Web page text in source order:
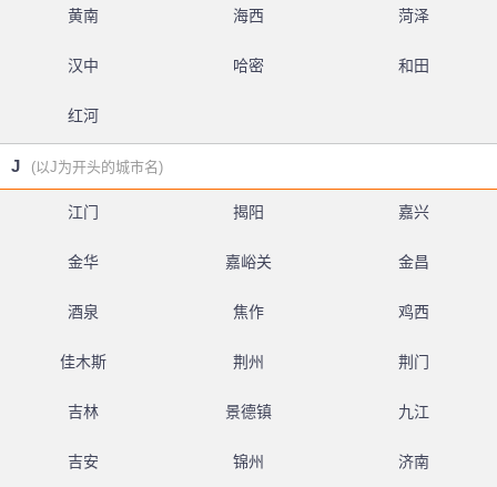
黄南 海西 菏泽
汉中 哈密 和田
红河
J (以J为开头的城市名)
江门 揭阳 嘉兴
金华 嘉峪关 金昌
酒泉 焦作 鸡西
佳木斯 荆州 荆门
吉林 景德镇 九江
吉安 锦州 济南